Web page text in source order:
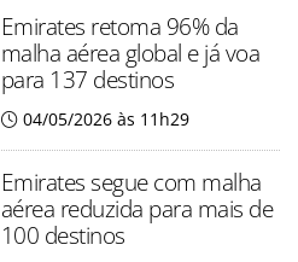
Emirates retoma 96% da
malha aérea global e já voa
para 137 destinos
04/05/2026 às 11h29
Emirates segue com malha
aérea reduzida para mais de
100 destinos